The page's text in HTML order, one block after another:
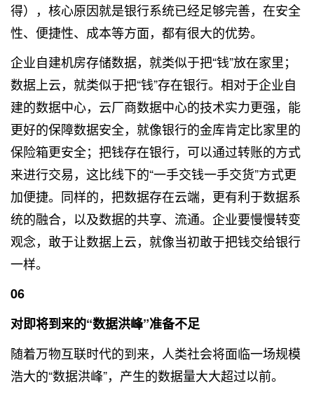
得），核心原因就是银行系统已经足够完善，在安全
性、便捷性、成本等方面，都有很大的优势。
企业自建机房存储数据，就类似于把“钱”放在家里；
数据上云，就类似于把“钱”存在银行。相对于企业自
建的数据中心，云厂商数据中心的技术实力更强，能
更好的保障数据安全，就像银行的金库肯定比家里的
保险箱更安全；把钱存在银行，可以通过转账的方式
来进行交易，这比线下的“一手交钱一手交货”方式更
加便捷。同样的，把数据存在云端，更有利于数据系
统的融合，以及数据的共享、流通。企业要慢慢转变
观念，敢于让数据上云，就像当初敢于把钱交给银行
一样。
06
对即将到来的“数据洪峰”准备不足
随着万物互联时代的到来，人类社会将面临一场规模
浩大的“数据洪峰”，产生的数据量大大超过以前。